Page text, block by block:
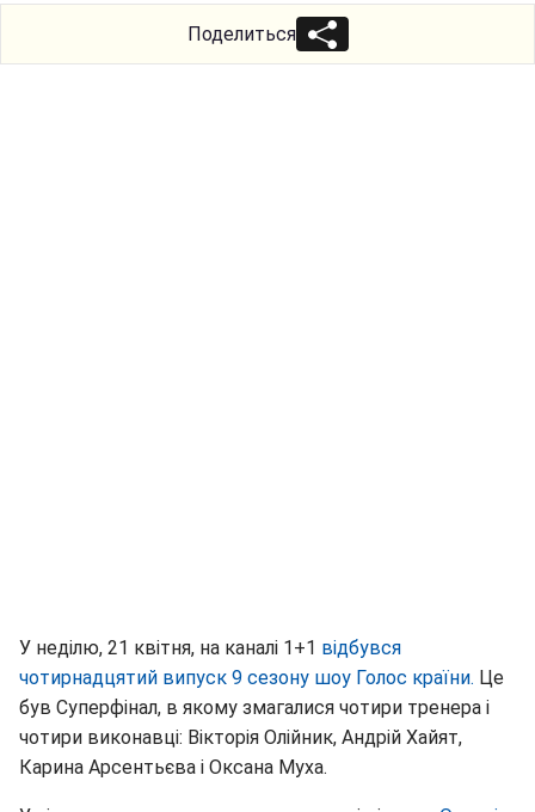
Поделиться
У неділю, 21 квітня, на каналі 1+1 відбувся
чотирнадцятий випуск 9 сезону шоу Голос країни. Це
був Суперфінал, в якому змагалися чотири тренера і
чотири виконавці: Вікторія Олійник, Андрій Хайят,
Карина Арсентьєва і Оксана Муха.